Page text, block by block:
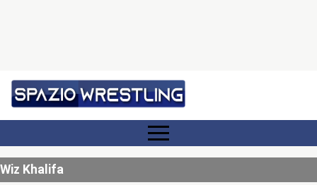
Wiz Khalifa